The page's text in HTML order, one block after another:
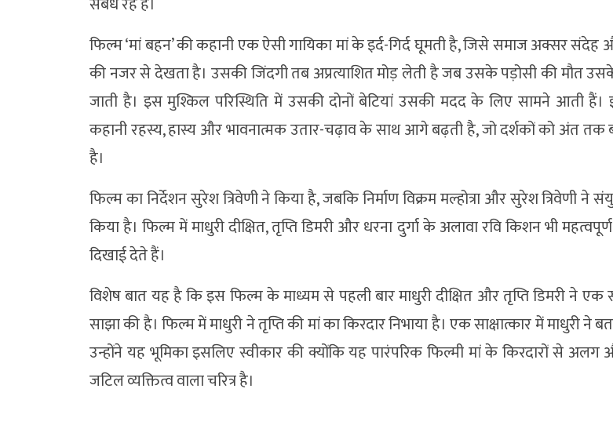
फिल्म ‘मां बहन’ की कहानी एक ऐसी गायिका मां के इर्द-गिर्द घूमती है, जिसे समाज अक्सर संदेह
की नजर से देखता है। उसकी जिंदगी तब अप्रत्याशित मोड़ लेती है जब उसके पड़ोसी की मौत
जाती है। इस मुश्किल परिस्थिति में उसकी दोनों बेटियां उसकी मदद के लिए सामने आती
कहानी रहस्य, हास्य और भावनात्मक उतार-चढ़ाव के साथ आगे बढ़ती है, जो दर्शकों को अंत तक
है।
फिल्म का निर्देशन सुरेश त्रिवेणी ने किया है, जबकि निर्माण विक्रम मल्होत्रा और सुरेश त्रिवेणी ने
किया है। फिल्म में माधुरी दीक्षित, तृप्ति डिमरी और धरना दुर्गा के अलावा रवि किशन भी
दिखाई देते हैं।
विशेष बात यह है कि इस फिल्म के माध्यम से पहली बार माधुरी दीक्षित और तृप्ति डिमरी ने एक
साझा की है। फिल्म में माधुरी ने तृप्ति की मां का किरदार निभाया है। एक साक्षात्कार में माधुरी ने
उन्होंने यह भूमिका इसलिए स्वीकार की क्योंकि यह पारंपरिक फिल्मी मां के किरदारों से
जटिल व्यक्तित्व वाला चरित्र है।